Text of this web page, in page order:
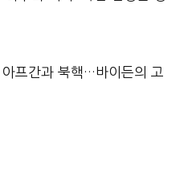
프간과 북핵…바이든의 고